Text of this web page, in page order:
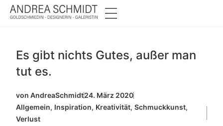
Es gibt nichts Gutes, außer man
tut es.
von AndreaSchmidt24. März 2020
Allgemein, Inspiration, Kreativität,Schmuckkunst,
Verlust